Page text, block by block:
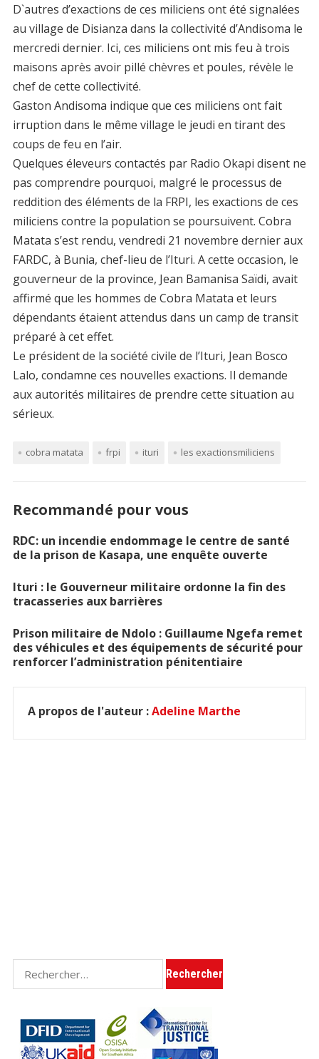
D`autres d’exactions de ces miliciens ont été signalées
au village de Disianza dans la collectivité d’Andisoma le
mercredi dernier. Ici, ces miliciens ont mis feu à trois
maisons après avoir pillé chèvres et poules, révèle le
chef de cette collectivité.
Gaston Andisoma indique que ces miliciens ont fait
irruption dans le même village le jeudi en tirant des
coups de feu en l’air.
Quelques éleveurs contactés par Radio Okapi disent ne
pas comprendre pourquoi, malgré le processus de
reddition des éléments de la FRPI, les exactions de ces
miliciens contre la population se poursuivent. Cobra
Matata s’est rendu, vendredi 21 novembre dernier aux
FARDC, à Bunia, chef-lieu de l’Ituri. A cette occasion, le
gouverneur de la province, Jean Bamanisa Saïdi, avait
affirmé que les hommes de Cobra Matata et leurs
dépendants étaient attendus dans un camp de transit
préparé à cet effet.
Le président de la société civile de l’Ituri, Jean Bosco
Lalo, condamne ces nouvelles exactions. Il demande
aux autorités militaires de prendre cette situation au
sérieux.
cobra matata frpi ituri les exactionsmiliciens
Recommandé pour vous
RDC: un incendie endommage le centre de santé
de la prison de Kasapa, une enquête ouverte
Ituri : le Gouverneur militaire ordonne la fin des
tracasseries aux barrières
Prison militaire de Ndolo : Guillaume Ngefa remet
des véhicules et des équipements de sécurité pour
renforcer l’administration pénitentiaire
A propos de l'auteur :Adeline Marthe
Rechercher :